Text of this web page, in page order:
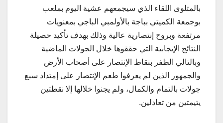
بالمتلوى اللقاء الذي سيجمعهم عشية اليوم بملعب
بوجمعة الكميتي بباجة بالأولمبي الباجي بمعنويات
مرتفعة وبروح إنتصارية عالية وذلك بهدف تأكيد حصيلة
النتائج الإيجابية التي حققوها خلال الجولات الماضية
وبالتالي الظفر بنقاط الإنتصار على أصحاب الأرض
والجمهور الذين لم يعرفوا طعم الإنتصار على إمتداد سبع
جولات بالتمام والكمال، ولم يجنوا خلالها إلا نقطتين
يتيمتين من تعادلين.